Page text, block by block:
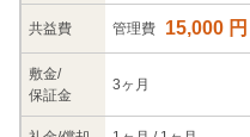
共益費 管理費 15,000 円
敷金/
保証金
3ヶ月